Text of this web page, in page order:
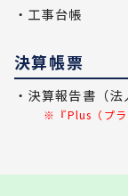
・工事台帳
決算帳票
・決算報告書（法
※『Plus（プラ